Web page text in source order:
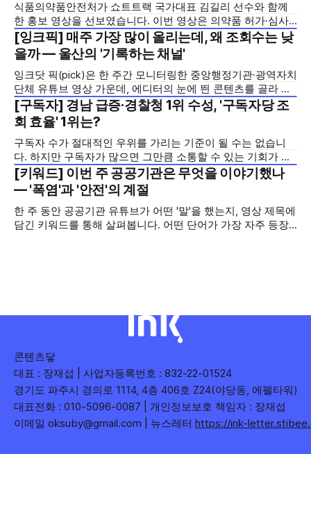
식품의약품안전처가 쇼트트랙 국가대표 김길리 선수와 함께
한 홍보 영상을 선보였습니다. 이번 영상은 의약품 허가·심사
기간을 기존 420일에서 240일로 단축한 정책을 국민에게 쉽
고 친근하게 알리기 위해 제작한 것으로, 딱딱하게 느껴질 수
있는 규제 정책을, 빙판 위에서 빠른 스피드와 꼼꼼한 준비를
모두 갖춘 김길리 선수의 이미지에 빗대어 풀어낸 것이 특징입
니다. '빠르지만
2026년 7월 5주
[잉크픽] 매주 가장 많이 올리는데, 왜 조회수는 낮
을까 — 울산의 '기록하는 채널'
잉크닷 픽(pick)은 한 주간 모니터링한 중앙행정기관·광역자치
단체 유튜브 영상 가운데, 에디터의 눈에 띈 콘텐츠를 골라 그
시도와 의미를 들여다보는 코너입니다. 조회수 순위표 맨 위에
오르지는 못했지만, 다른 채널이 가지 않은 길을 택한 콘텐츠
를 소개합니다. 이번 주는 특정 영상 한 편이 아니라, 채널 하나
의 '변화'를 이야기하려
2026년 7월 5주
[구독자] 경남 급증·경찰청 1위 수성, '구독자당 조
회 효율' 1위는?
구독자 수가 절대적인 우위를 가리는 기준이 될 수는 없습니
다. 하지만 구독자가 많으면 그만큼 소통할 수 있는 기회가 많
아집니다. 소통은 곧 채널의 신뢰로 이어집니다. 억지로 구독
자를 확보하기보다는 소통하는, 그래서 충성도 높은 구독자를
다수 확보하길 바라는 마음을 담아, 중앙행정기관과 광역자치
단체 유튜브 채널의 구독자를 월 단위로 분석합니다. 중앙행정
기관과 광역자치단체 유튜브 채널의 구독자를 통합하여
2026년 7월 5주
[키워드] 이번 주 공공기관은 무엇을 이야기했나
— '폭염'과 '안전'의 계절
한 주 동안 공공기관 유튜브가 어떤 '말'을 했는지, 영상 제목에
담긴 키워드를 통해 살펴봅니다. 어떤 단어가 가장 자주 등장
콘텐츠닿
대표 : 장재섭 | 사업자등록번호 : 832-22-01524
경기도 파주시 경의로 1114, 4층 406호 Z24(야당동, 에펠타워)
대표전화 : 010-5096-0087 | 개인정보보호 책임자 : 장재섭
이메일 oksuby@gmail.com | 뉴스레터 https://ink-